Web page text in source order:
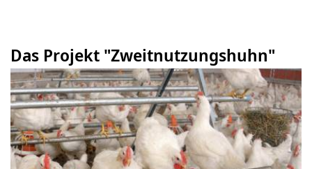
Das Projekt "Zweitnutzungshuhn"